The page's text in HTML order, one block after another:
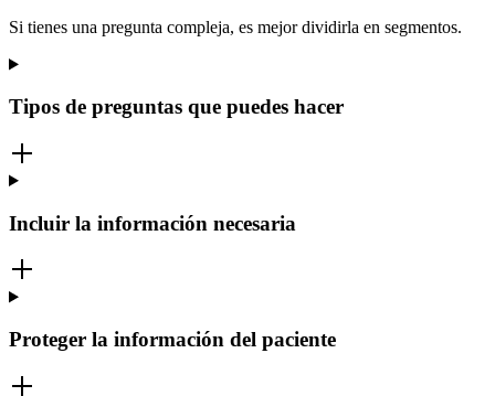
Si tienes una pregunta compleja, es mejor dividirla en segmentos.
Tipos de preguntas que puedes hacer
Incluir la información necesaria
Proteger la información del paciente